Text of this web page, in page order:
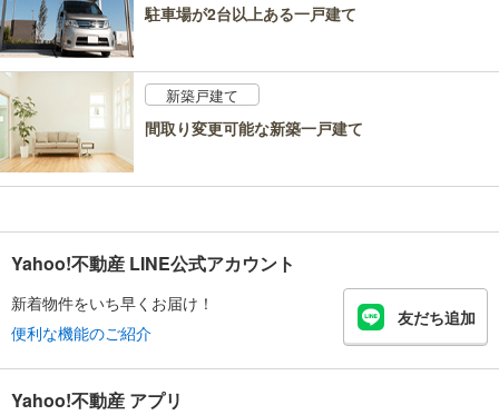
駐車場が2台以上ある一戸建て
新築戸建て
間取り変更可能な新築一戸建て
Yahoo!不動産 LINE公式アカウント
新着物件をいち早くお届け！
便利な機能のご紹介
友だち追加
Yahoo!不動産 アプリ